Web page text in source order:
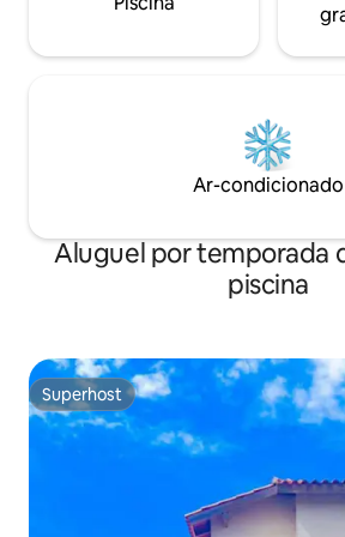
Ar-condicionado
Aluguel por temporada
piscina
Superhost
Superhost